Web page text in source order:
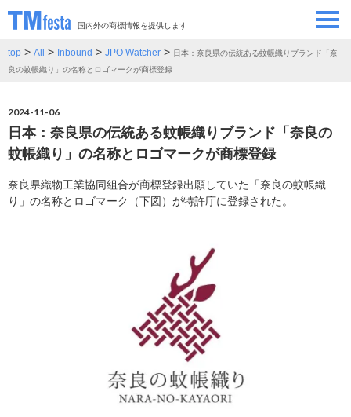
国内外の商標情報を提供します
SEMINAR/EVENT
CONTRIBUTORS 情報提供者
CONTACT お問い合わせ
top > All > Inbound > JPO Watcher > 日本：奈良県の伝統ある蚊帳織りブランド「奈
良の蚊帳織り」の名称とロゴマークが商標登録
2024-11-06
日本：奈良県の伝統ある蚊帳織りブランド「奈良の
蚊帳織り」の名称とロゴマークが商標登録
奈良県織物工業協同組合が商標登録出願していた「奈良の蚊帳織
り」の名称とロゴマーク（下図）が特許庁に登録された。